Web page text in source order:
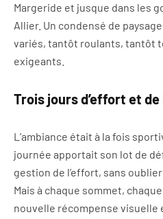
Margeride et jusque dans les
Allier. Un condensé de
variés, tantôt roulants, tantôt
exigeants.
Trois jours d’effort et
L’ambiance était à la fois
journée apportait son lot de
gestion de l’effort, sans
Mais à chaque sommet,
nouvelle récompense visuelle